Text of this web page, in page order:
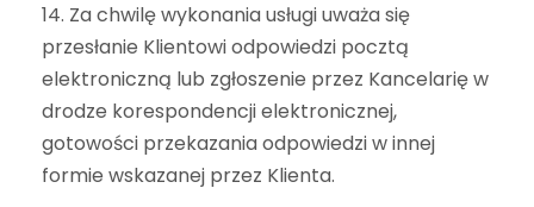
14. Za chwilę wykonania usługi uważa się
przesłanie Klientowi odpowiedzi pocztą
elektroniczną lub zgłoszenie przez Kancelarię w
drodze korespondencji elektronicznej,
gotowości przekazania odpowiedzi w innej
formie wskazanej przez Klienta.